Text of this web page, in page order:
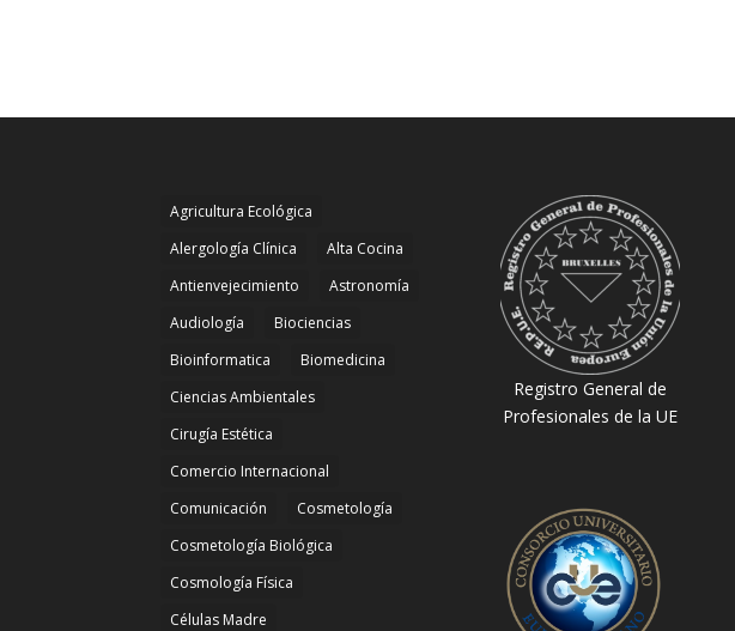
Agricultura Ecológica
Alergología Clínica
Alta Cocina
Antienvejecimiento
Astronomía
Audiología
Biociencias
Bioinformatica
Biomedicina
Ciencias Ambientales
Cirugía Estética
Comercio Internacional
Comunicación
Cosmetología
Cosmetología Biológica
Cosmología Física
Células Madre
Registro General de
Profesionales de la UE